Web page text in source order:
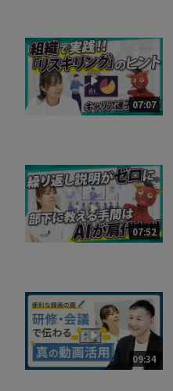
07:07
07:52
09:34